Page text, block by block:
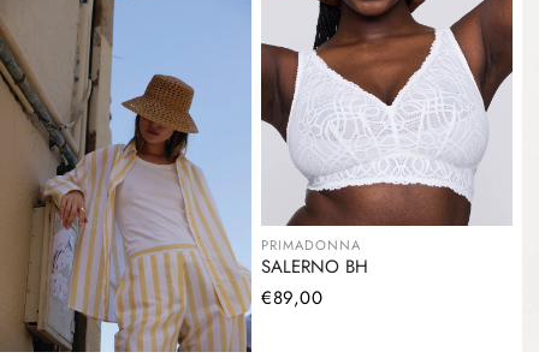
PRIMADONNA
SALERNO BH
Normaler
€89,00